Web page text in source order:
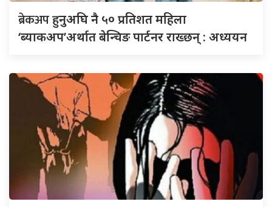
ब्रेकअपहुनुअघि नै ५० प्रतिशत महिला
‘ब्याकअप’अर्थात बेन्चिङ पार्टनर राख्छन् : अध्ययन